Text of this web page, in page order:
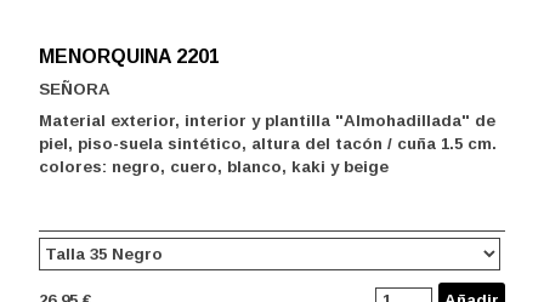
MENORQUINA 2201
SEÑORA
Material exterior, interior y plantilla "Almohadillada" de
piel, piso-suela sintético, altura del tacón / cuña 1.5 cm.
colores: negro, cuero, blanco, kaki y beige